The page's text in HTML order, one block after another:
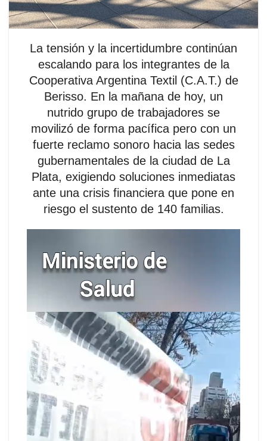
La tensión y la incertidumbre continúan
escalando para los integrantes de la
Cooperativa Argentina Textil (C.A.T.) de
Berisso. En la mañana de hoy, un
nutrido grupo de trabajadores se
movilizó de forma pacífica pero con un
fuerte reclamo sonoro hacia las sedes
gubernamentales de la ciudad de La
Plata, exigiendo soluciones inmediatas
ante una crisis financiera que pone en
riesgo el sustento de 140 familias.